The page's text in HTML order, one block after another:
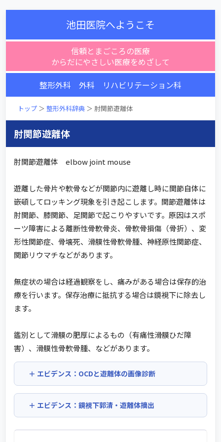
池田医院へようこそ
信頼とまごころの医療
からだにやさしい医療をめざして
整形外科 外科 リハビリテーション科
トップ ＞ 整形外科辞典 ＞ 肘関節遊離体
肘関節遊離体
肘関節遊離体 elbow joint mouse
遊離した骨片や軟骨などが関節内に遊離し時に関節自体に
嵌頓してロッキング現象を引き起こします。関節遊離体は
肘関節、膝関節、足関節で起こりやすいです。原因はスポ
ーツ障害による離断性骨軟骨炎、骨軟骨損傷（骨折）、変
形性関節症、骨壊死、滑膜性骨軟骨腫、神経原性関節症、
関節リウマチなどがあります。
無症状の場合は経過観察をし、痛みがある場合は保存的治
療を行います。保存治療に抵抗する場合は鏡視下に除去し
ます。
鑑別として滑膜の肥厚によるもの（有痛性滑膜ひだ障
害）、滑膜性骨軟骨腫、などがあります。
エビデンス：OCDと遊離体の画像診断
エビデンス：鏡視下郭清・遊離体摘出